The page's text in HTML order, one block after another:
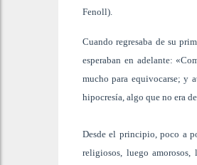
Fenoll).
Cuando regresaba de su
esperaban en adelante:
mucho para equivocarse; y
hipocresía, algo que no era
Desde el principio, poco a
religiosos, luego